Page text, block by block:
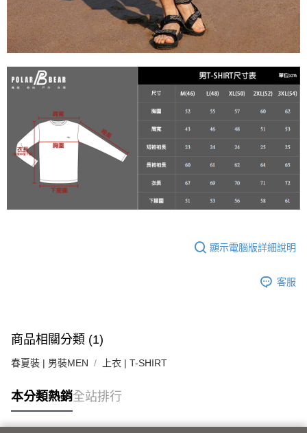
顯示電腦版詳細說明
客服
商品相關分類 (1)
春夏裝 | 男裝MEN 上衣 | T-SHIRT
本分類熱銷全站排行